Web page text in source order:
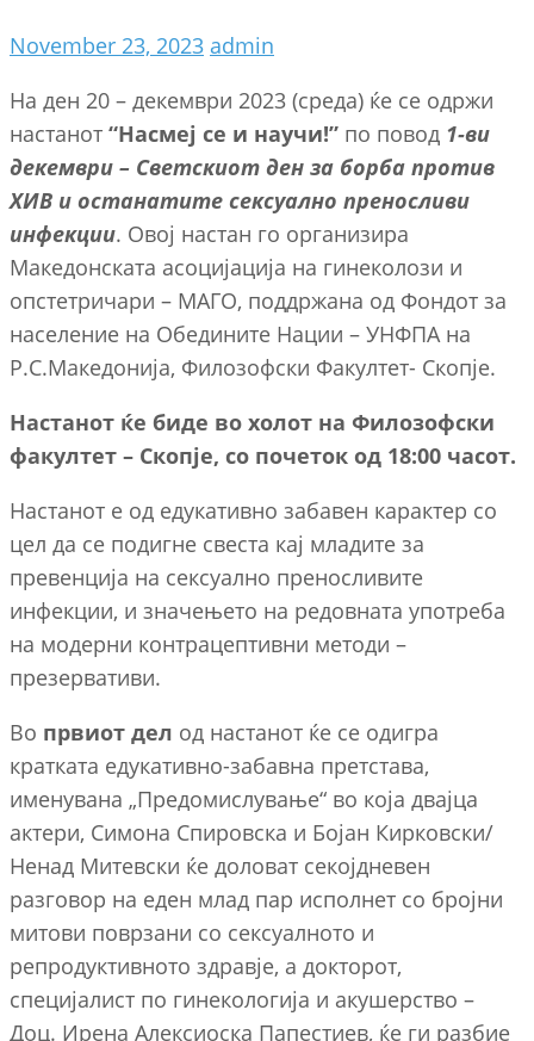
November 23, 2023 admin
На ден 20 – декември 2023 (среда) ќе се одржи
настанот “Насмеј се и научи!” по повод 1-ви
декември – Светскиот ден за борба против
ХИВ и останатите сексуалнo преносливи
инфекции. Овој настан го организира
Македонската асоцијација на гинеколози и
опстетричари – МАГО, поддржана од Фондот за
население на Обедините Нации – УНФПА на
Р.С.Македонија, Филозофски Факултет- Скопје.
Настанот ќе биде во холот на Филозофски
факултет – Скопје, со почеток од 18:00 часот.
Настанот е од едукативно забавен карактер со
цел да се подигне свеста кај младите за
превенција на сексуално преносливите
инфекции, и значењето на редовната употреба
на модерни контрацептивни методи –
презервативи.
Во првиот дел од настанот ќе се одигра
кратката едукативно-забавна претстава,
именувана „Предомислување“ во која двајца
актери, Симона Спировска и Бојан Кирковски/
Ненад Митевски ќе доловат секојдневен
разговор на еден млад пар исполнет со бројни
митови поврзани со сексуалното и
репродуктивното здравје, а докторот,
специјалист по гинекологија и акушерство –
Доц. Ирена Алексиоска Папестиев, ќе ги разбие